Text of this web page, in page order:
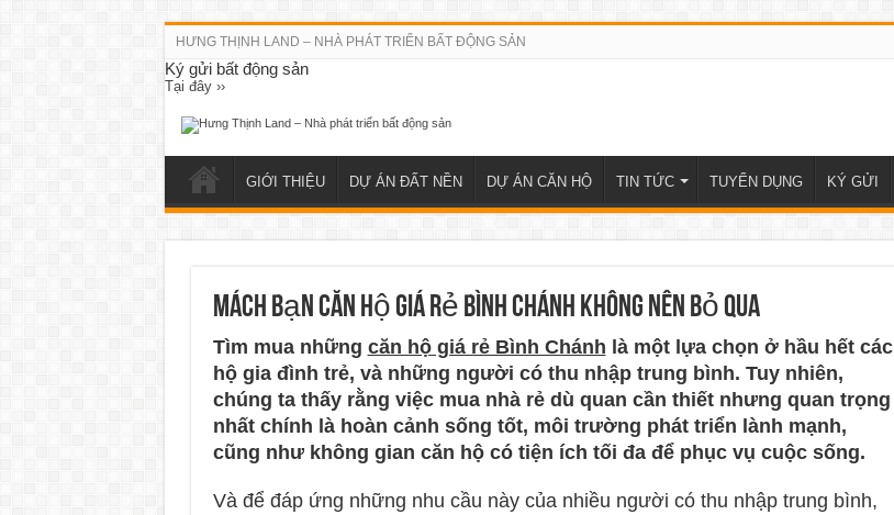
HƯNG THỊNH LAND – NHÀ PHÁT TRIỂN BẤT ĐỘNG SẢN
Ký gửi bất động sản
Tại đây ››
GIỚI THIỆU DỰ ÁN ĐẤT NỀN DỰ ÁN CĂN HỘ TIN TỨC TUYỂN DỤNG KÝ GỬI
Mách bạn căn hộ giá rẻ Bình Chánh không nên bỏ qua
Tìm mua những căn hộ giá rẻ Bình Chánh là một lựa chọn ở hầu hết các
hộ gia đình trẻ, và những người có thu nhập trung bình. Tuy nhiên,
chúng ta thấy rằng việc mua nhà rẻ dù quan cần thiết nhưng quan trọng
nhất chính là hoàn cảnh sống tốt, môi trường phát triển lành mạnh,
cũng như không gian căn hộ có tiện ích tối đa để phục vụ cuộc sống.
Và để đáp ứng những nhu cầu này của nhiều người có thu nhập trung bình,